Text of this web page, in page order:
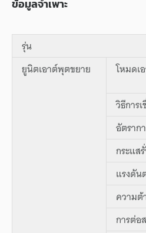
ข้อมูลจำเพาะ
รุ่น
ยูนิตเอาต์พุตขยาย
โหมดเ
วิธีการ
อัตราก
กระแส
แรงดัน
ความ
การต่อ